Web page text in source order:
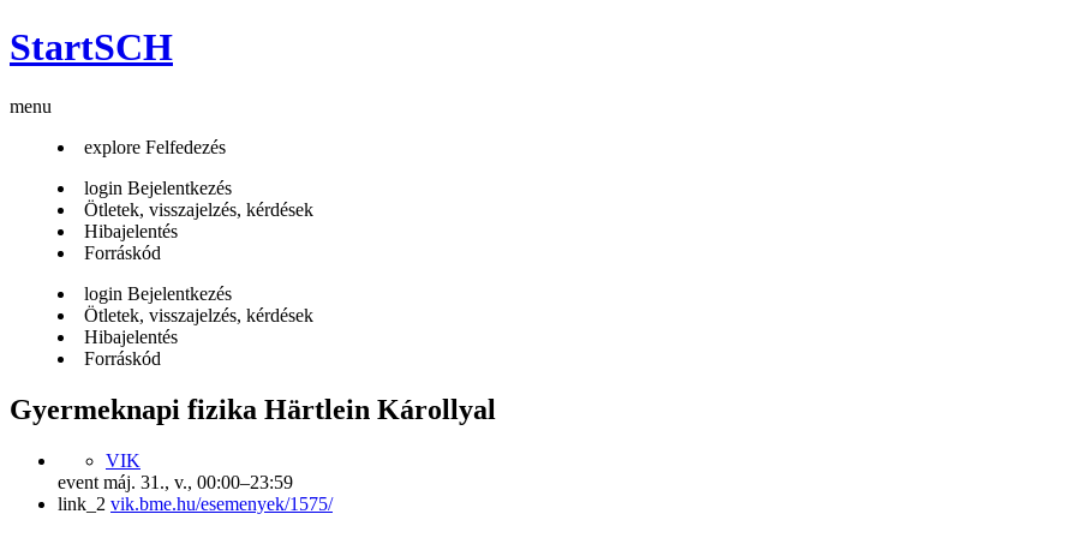
StartSCH
menu
explore Felfedezés
login Bejelentkezés
Ötletek, visszajelzés, kérdések
Hibajelentés
Forráskód
login Bejelentkezés
Ötletek, visszajelzés, kérdések
Hibajelentés
Forráskód
Gyermeknapi fizika Härtlein Károllyal
VIK
event máj. 31., v., 00:00–23:59
link_2 vik.bme.hu/esemenyek/1575/